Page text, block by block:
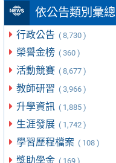
依公告類別彙總
行政公告 ( 8,730 )
榮譽金榜 ( 360 )
活動競賽 ( 8,677 )
教師研習 ( 3,966 )
升學資訊 ( 1,885 )
生涯發展 ( 1,742 )
學習歷程檔案 ( 108 )
獎助學金 ( 169 )